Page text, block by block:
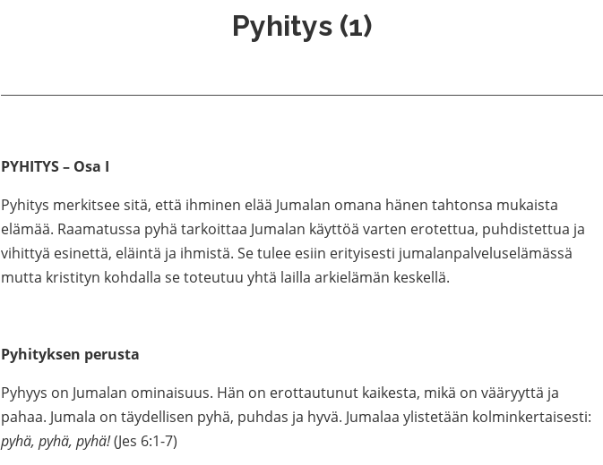
Pyhitys (1)
PYHITYS – Osa I
Pyhitys merkitsee sitä, että ihminen elää Jumalan omana hänen tahtonsa mukaista
elämää. Raamatussa pyhä tarkoittaa Jumalan käyttöä varten erotettua, puhdistettua ja
vihittyä esinettä, eläintä ja ihmistä. Se tulee esiin erityisesti jumalanpalveluselämässä
mutta kristityn kohdalla se toteutuu yhtä lailla arkielämän keskellä.
Pyhityksen perusta
Pyhyys on Jumalan ominaisuus. Hän on erottautunut kaikesta, mikä on vääryyttä ja
pahaa. Jumala on täydellisen pyhä, puhdas ja hyvä. Jumalaa ylistetään kolminkertaisesti:
pyhä, pyhä, pyhä!(Jes 6:1-7)